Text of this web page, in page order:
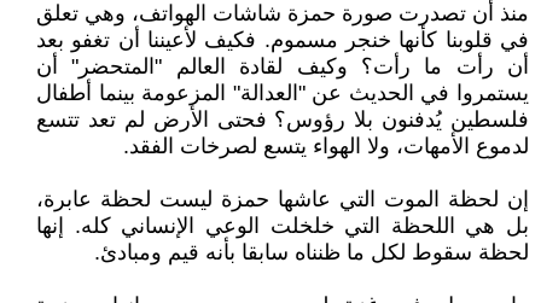
منذ أن تصدرت صورة حمزة شاشات الهواتف، وهي تعلق
في قلوبنا كأنها خنجر مسموم. فكيف لأعيننا أن تغفو بعد
أن رأت ما رأت؟ وكيف لقادة العالم "المتحضر" أن
يستمروا في الحديث عن "العدالة" المزعومة بينما أطفال
فلسطين يُدفنون بلا رؤوس؟ فحتى الأرض لم تعد تتسع
لدموع الأمهات، ولا الهواء يتسع لصرخات الفقد.
إن لحظة الموت التي عاشها حمزة ليست لحظة عابرة،
بل هي اللحظة التي خلخلت الوعي الإنساني كله. إنها
لحظة سقوط لكل ما ظنناه سابقا بأنه قيم ومبادئ.